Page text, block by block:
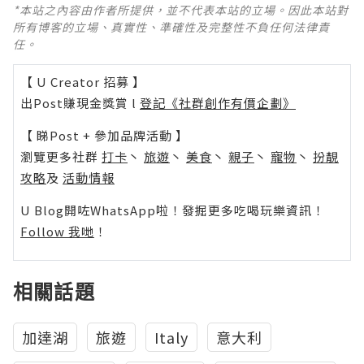
*本站之內容由作者所提供，並不代表本站的立場。因此本站對
所有博客的立場、真實性、準確性及完整性不負任何法律責
任。
【 U Creator 招募 】
出Post賺現金獎賞 l 登記《社群創作有價企劃》
【 睇Post + 參加品牌活動 】
瀏覽更多社群 打卡 丶 旅遊 丶 美食 丶 親子 丶 寵物 丶 扮靚
攻略及 活動情報
U Blog開咗WhatsApp啦！發掘更多吃喝玩樂資訊！
Follow 我哋 ！
相關話題
加達湖 旅遊 Italy
意大利